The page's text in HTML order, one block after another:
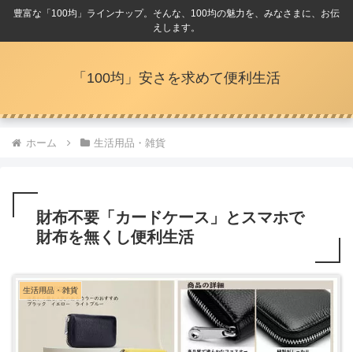
豊富な「100均」ラインナップ。そんな、100均の魅力を、みなさまに、お伝
えします。
「100均」安さを求めて便利生活
ホーム 生活用品・雑貨
財布不要「カードケース」とスマホで
財布を無くし便利生活
生活用品・雑貨